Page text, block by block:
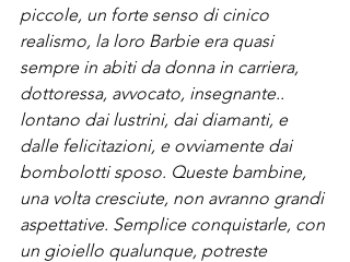
piccole, un forte senso di cinico
realismo, la loro Barbie era quasi
sempre in abiti da donna in carriera,
dottoressa, avvocato, insegnante..
lontano dai lustrini, dai diamanti, e
dalle felicitazioni, e ovviamente dai
bombolotti sposo. Queste bambine,
una volta cresciute, non avranno grandi
aspettative. Semplice conquistarle, con
un gioiello qualunque, potreste